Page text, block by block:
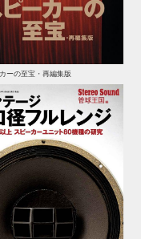
ーの至宝・再編集版